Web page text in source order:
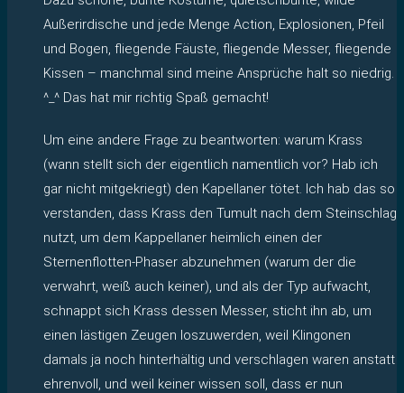
Außerirdische und jede Menge Action, Explosionen, Pfeil
und Bogen, fliegende Fäuste, fliegende Messer, fliegende
Kissen – manchmal sind meine Ansprüche halt so niedrig.
^_^ Das hat mir richtig Spaß gemacht!
Um eine andere Frage zu beantworten: warum Krass
(wann stellt sich der eigentlich namentlich vor? Hab ich
gar nicht mitgekriegt) den Kapellaner tötet. Ich hab das so
verstanden, dass Krass den Tumult nach dem Steinschlag
nutzt, um dem Kappellaner heimlich einen der
Sternenflotten-Phaser abzunehmen (warum der die
verwahrt, weiß auch keiner), und als der Typ aufwacht,
schnappt sich Krass dessen Messer, sticht ihn ab, um
einen lästigen Zeugen loszuwerden, weil Klingonen
damals ja noch hinterhältig und verschlagen waren anstatt
ehrenvoll, und weil keiner wissen soll, dass er nun